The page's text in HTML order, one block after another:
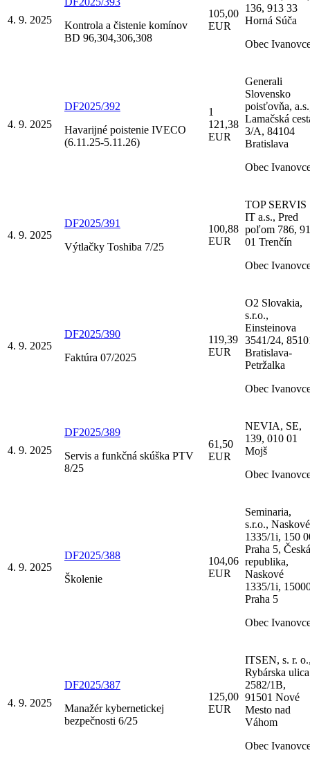
4. 9. 2025
Kontrola a čistenie komínov
BD 96,304,306,308
105,00
EUR
136, 913 33
Horná Súča
Obec
4. 9. 2025
DF2025/392
Havarijné poistenie IVECO
(6.11.25-5.11.26)
1
121,38
EUR
Generali
Slovensko
poisťovňa,
Lamačská
3/A, 84104
Bratislava
Obec
4. 9. 2025
DF2025/391
Výtlačky Toshiba 7/25
100,88
EUR
TOP SERVIS
IT a.s., Pred
poľom 786,
01 Trenčín
Obec
4. 9. 2025
DF2025/390
Faktúra 07/2025
119,39
EUR
O2 Slovakia,
s.r.o.,
Einsteinova
3541/24,
Bratislava-
Petržalka
Obec
4. 9. 2025
DF2025/389
Servis a funkčná skúška PTV
8/25
61,50
EUR
NEVIA, SE,
139, 010 01
Mojš
Obec
4. 9. 2025
DF2025/388
Školenie
104,06
EUR
Seminaria,
s.r.o., Naskové
1335/1i, 150
Praha 5, Česká
republika,
Naskové
1335/1i,
Praha 5
Obec
4. 9. 2025
DF2025/387
Manažér kybernetickej
bezpečnosti 6/25
125,00
EUR
ITSEN, s. r.
Rybárska ulica
2582/1B,
91501 Nové
Mesto nad
Váhom
Obec